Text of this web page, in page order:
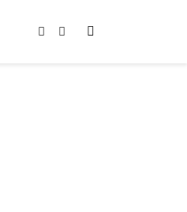
Instagram
TikTok